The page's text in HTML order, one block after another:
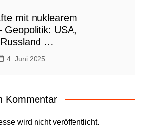
mit nuklearem
Geopolitik: USA,
…
4. Juni 2025
Kommentar
wird nicht veröffentlicht.